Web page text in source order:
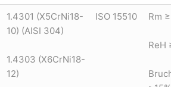
1.4301 (X5CrNi18-
10) (AISI 304)
1.4303 (X6CrNi18-
12)
ISO 15510 Rm
ReH